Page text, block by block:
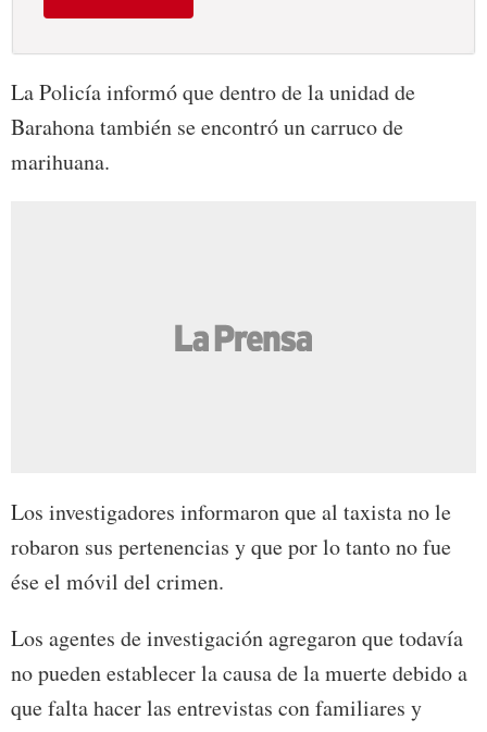
La Policía informó que dentro de la unidad de
Barahona también se encontró un carruco de
marihuana.
Los investigadores informaron que al taxista no le
robaron sus pertenencias y que por lo tanto no fue
ése el móvil del crimen.
Los agentes de investigación agregaron que todavía
no pueden establecer la causa de la muerte debido a
que falta hacer las entrevistas con familiares y